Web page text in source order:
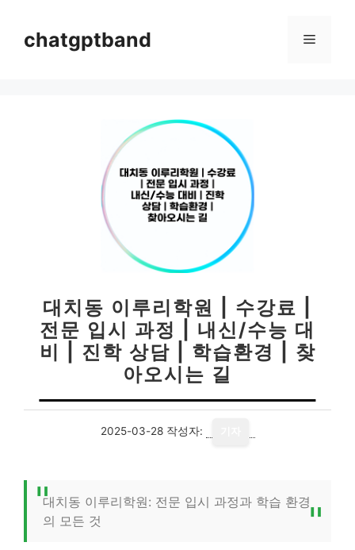
chatgptband 메
대치동 이루리학원 | 수강료 |
전문 입시 과정 | 내신/수능 대
비 | 진학 상담 | 학습환경 | 찾
아오시는 길
2025-03-28 작성자:
대치동 이루리학원: 전문 입시 과정과 학습 환경
의 모든 것